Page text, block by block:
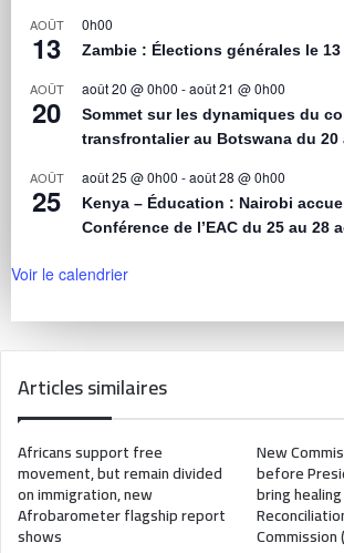
AOÛT
13
0h00
Zambie : Élections générales le
AOÛT
20
août 20 @ 0h00 -août 21 @ 0h00
Sommet sur les dynamiques du
transfrontalier au Botswana du 20
AOÛT
25
août 25 @ 0h00 -août 28 @ 0h00
Kenya – Éducation : Nairobi
Conférence de l’EAC du 25 au 28
Voir le calendrier
Articles similaires
Africans support free
movement, but remain divided
on immigration, new
Afrobarometer flagship report
shows
New
before
bring
Commission